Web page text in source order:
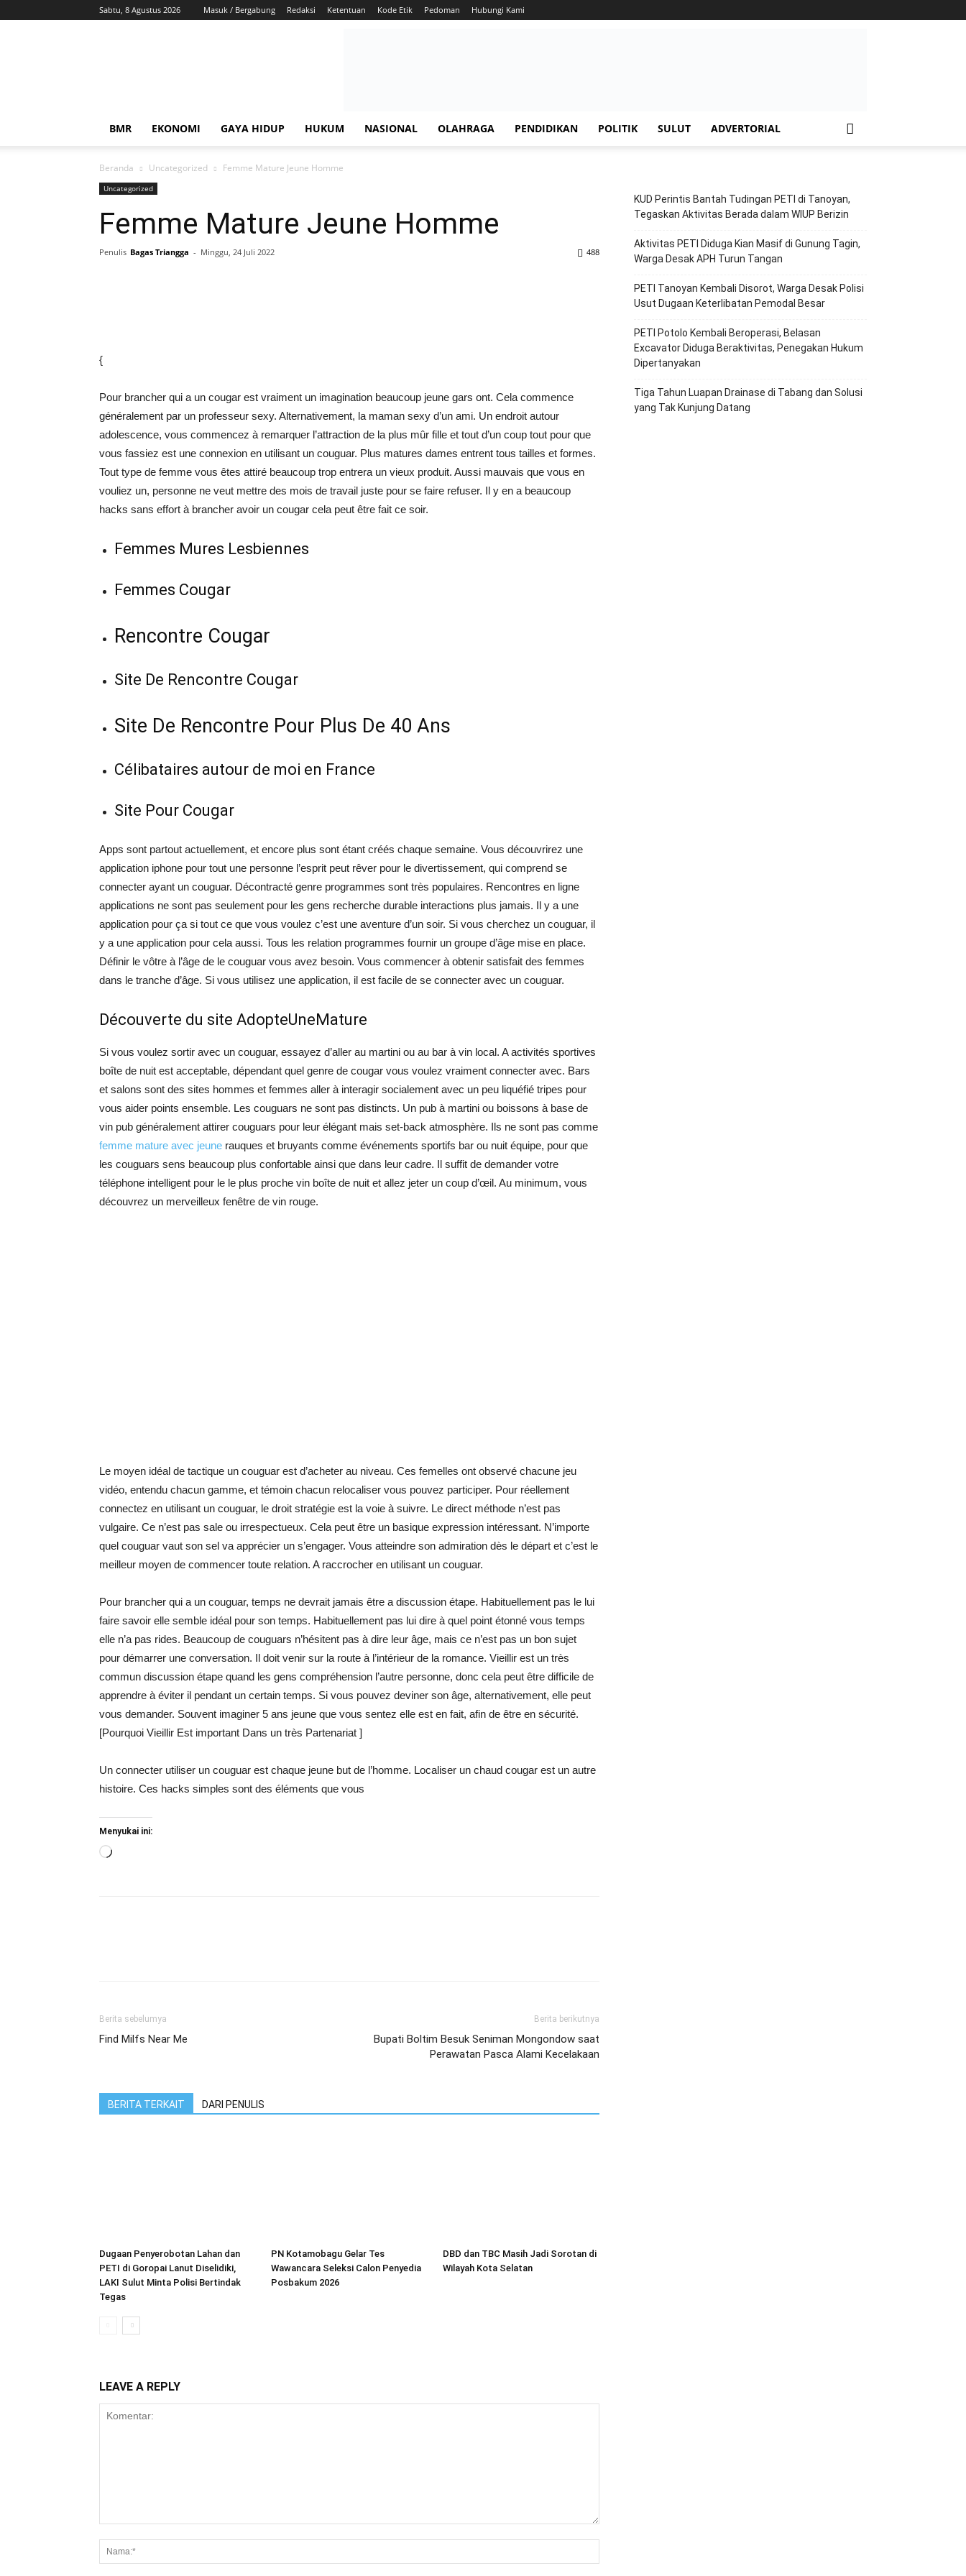
Sabtu, 8 Agustus 2026 Masuk / Bergabung Redaksi Ketentuan Kode Etik Pedoman Hubungi Kami
BMR EKONOMI GAYA HIDUP HUKUM NASIONAL OLAHRAGA PENDIDIKAN POLITIK SULUT ADVERTORIAL
Beranda Uncategorized Femme Mature Jeune Homme
Uncategorized
Femme Mature Jeune Homme
Penulis Bagas Triangga - Minggu, 24 Juli 2022 488
{
Pour brancher qui a un cougar est vraiment un imagination beaucoup jeune gars ont. Cela commence
généralement par un professeur sexy. Alternativement, la maman sexy d’un ami. Un endroit autour
adolescence, vous commencez à remarquer l’attraction de la plus mûr fille et tout d’un coup tout pour que
vous fassiez est une connexion en utilisant un couguar. Plus matures dames entrent tous tailles et formes.
Tout type de femme vous êtes attiré beaucoup trop entrera un vieux produit. Aussi mauvais que vous en
vouliez un, personne ne veut mettre des mois de travail juste pour se faire refuser. Il y en a beaucoup
hacks sans effort à brancher avoir un cougar cela peut être fait ce soir.
Femmes Mures Lesbiennes
Femmes Cougar
Rencontre Cougar
Site De Rencontre Cougar
Site De Rencontre Pour Plus De 40 Ans
Célibataires autour de moi en France
Site Pour Cougar
Apps sont partout actuellement, et encore plus sont étant créés chaque semaine. Vous découvrirez une
application iphone pour tout une personne l’esprit peut rêver pour le divertissement, qui comprend se
connecter ayant un couguar. Décontracté genre programmes sont très populaires. Rencontres en ligne
applications ne sont pas seulement pour les gens recherche durable interactions plus jamais. Il y a une
application pour ça si tout ce que vous voulez c’est une aventure d’un soir. Si vous cherchez un couguar, il
y a une application pour cela aussi. Tous les relation programmes fournir un groupe d’âge mise en place.
Définir le vôtre à l’âge de le couguar vous avez besoin. Vous commencer à obtenir satisfait des femmes
dans le tranche d’âge. Si vous utilisez une application, il est facile de se connecter avec un couguar.
Découverte du site AdopteUneMature
Si vous voulez sortir avec un couguar, essayez d’aller au martini ou au bar à vin local. A activités sportives
boîte de nuit est acceptable, dépendant quel genre de cougar vous voulez vraiment connecter avec. Bars
et salons sont des sites hommes et femmes aller à interagir socialement avec un peu liquéfié tripes pour
vous aider points ensemble. Les couguars ne sont pas distincts. Un pub à martini ou boissons à base de
vin pub généralement attirer couguars pour leur élégant mais set-back atmosphère. Ils ne sont pas comme
femme mature avec jeune rauques et bruyants comme événements sportifs bar ou nuit équipe, pour que
les couguars sens beaucoup plus confortable ainsi que dans leur cadre. Il suffit de demander votre
téléphone intelligent pour le le plus proche vin boîte de nuit et allez jeter un coup d’œil. Au minimum, vous
découvrez un merveilleux fenêtre de vin rouge.
Le moyen idéal de tactique un couguar est d’acheter au niveau. Ces femelles ont observé chacune jeu
vidéo, entendu chacun gamme, et témoin chacun relocaliser vous pouvez participer. Pour réellement
connectez en utilisant un couguar, le droit stratégie est la voie à suivre. Le direct méthode n’est pas
vulgaire. Ce n’est pas sale ou irrespectueux. Cela peut être un basique expression intéressant. N’importe
quel couguar vaut son sel va apprécier un s’engager. Vous atteindre son admiration dès le départ et c’est le
meilleur moyen de commencer toute relation. A raccrocher en utilisant un couguar.
Pour brancher qui a un couguar, temps ne devrait jamais être a discussion étape. Habituellement pas le lui
faire savoir elle semble idéal pour son temps. Habituellement pas lui dire à quel point étonné vous temps
elle n’a pas rides. Beaucoup de couguars n’hésitent pas à dire leur âge, mais ce n’est pas un bon sujet
pour démarrer une conversation. Il doit venir sur la route à l’intérieur de la romance. Vieillir est un très
commun discussion étape quand les gens compréhension l’autre personne, donc cela peut être difficile de
apprendre à éviter il pendant un certain temps. Si vous pouvez deviner son âge, alternativement, elle peut
vous demander. Souvent imaginer 5 ans jeune que vous sentez elle est en fait, afin de être en sécurité.
[Pourquoi Vieillir Est important Dans un très Partenariat ]
Un connecter utiliser un couguar est chaque jeune but de l’homme. Localiser un chaud cougar est un autre
histoire. Ces hacks simples sont des éléments que vous
Menyukai ini:
Memuat...
Berita sebelumya
Find Milfs Near Me
Berita berikutnya
Bupati Boltim Besuk Seniman Mongondow saat
Perawatan Pasca Alami Kecelakaan
BERITA TERKAIT DARI PENULIS
Dugaan Penyerobotan Lahan dan
PETI di Goropai Lanut Diselidiki,
LAKI Sulut Minta Polisi Bertindak
Tegas
PN Kotamobagu Gelar Tes
Wawancara Seleksi Calon Penyedia
Posbakum 2026
DBD dan TBC Masih Jadi Sorotan di
Wilayah Kota Selatan
LEAVE A REPLY
KUD Perintis Bantah Tudingan PETI di Tanoyan,
Tegaskan Aktivitas Berada dalam WIUP Berizin
Aktivitas PETI Diduga Kian Masif di Gunung Tagin,
Warga Desak APH Turun Tangan
PETI Tanoyan Kembali Disorot, Warga Desak Polisi
Usut Dugaan Keterlibatan Pemodal Besar
PETI Potolo Kembali Beroperasi, Belasan
Excavator Diduga Beraktivitas, Penegakan Hukum
Dipertanyakan
Tiga Tahun Luapan Drainase di Tabang dan Solusi
yang Tak Kunjung Datang